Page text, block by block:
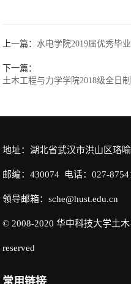
2019
上一篇：水电学院2019届优秀毕
下一篇：
土木工程与力学学院2018级全日
地址：湖北省武汉市洪山区珞
邮编：430074 电话：027-
领导邮箱：sche@hust.edu.cn
© 2008-2020 华中科技大学土
reserved
常用链接